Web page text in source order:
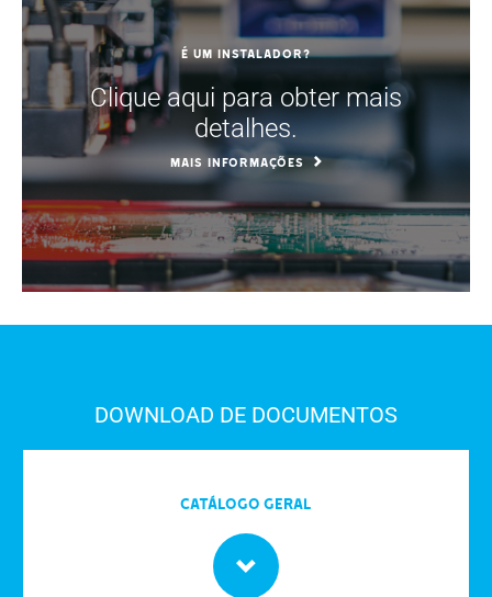
É um instalador?
Clique aqui para obter mais
detalhes.
MAIS INFORMAÇÕES
DOWNLOAD DE DOCUMENTOS
Catálogo Geral